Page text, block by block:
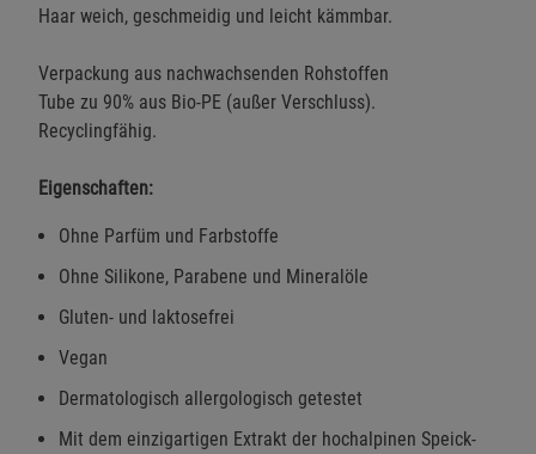
Haar weich, geschmeidig und leicht kämmbar.
Verpackung aus nachwachsenden Rohstoffen
Tube zu 90% aus Bio-PE (außer Verschluss).
Recyclingfähig.
Eigenschaften:
Ohne Parfüm und Farbstoffe
Ohne Silikone, Parabene und Mineralöle
Gluten- und laktosefrei
Vegan
Dermatologisch allergologisch getestet
Mit dem einzigartigen Extrakt der hochalpinen Speick-